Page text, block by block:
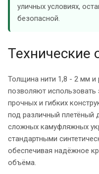
уличных условиях,
безопасной.
Технические
Толщина нити 1,8 - 2 мм и
позволяют использовать
прочных и гибких
под различный плетёный
сложных камуфляжных
стандартными
обеспечивая надёжное
объёма.